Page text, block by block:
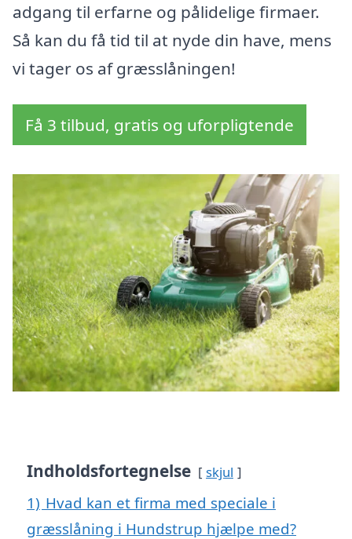
adgang til erfarne og pålidelige firmaer.
Så kan du få tid til at nyde din have, mens
vi tager os af græsslåningen!
Få 3 tilbud, gratis og uforpligtende
Indholdsfortegnelse skjul
1) Hvad kan et firma med speciale i
græsslåning i Hundstrup hjælpe med?